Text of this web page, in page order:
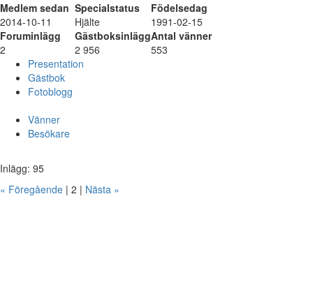
Medlem sedan Specialstatus
Födelsedag
2014-10-11
Hjälte
1991-02-15
Foruminlägg
GästboksinläggAntal vänner
2
2 956
553
Presentation
Gästbok
Fotoblogg
Vänner
Besökare
Inlägg: 95
« Föregående | 2 | Nästa »